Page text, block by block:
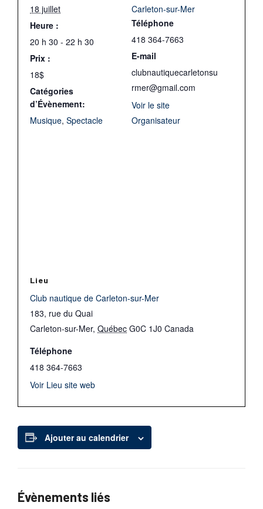
18 juillet
Heure :
20 h 30 - 22 h 30
Prix :
18$
Catégories
d’Évènement:
Musique, Spectacle
Carleton-sur-Mer
Téléphone
418 364-7663
E-mail
clubnautiquecarletonsu
rmer@gmail.com
Voir le site
Organisateur
Lieu
Club nautique de Carleton-sur-Mer
183, rue du Quai
Carleton-sur-Mer, Québec G0C 1J0 Canada
Téléphone
418 364-7663
Voir Lieu site web
Ajouter au calendrier
Évènements liés